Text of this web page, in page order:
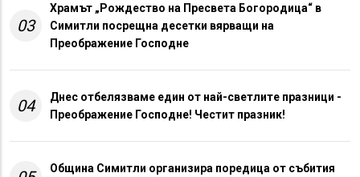
03
Храмът „Рождество на Пресвета Богородица“ в
Симитли посрещна десетки вярващи на
Преображение Господне
04
Днес отбелязваме един от най-светлите празници -
Преображение Господне! Честит празник!
Община Симитли организира поредица от събития